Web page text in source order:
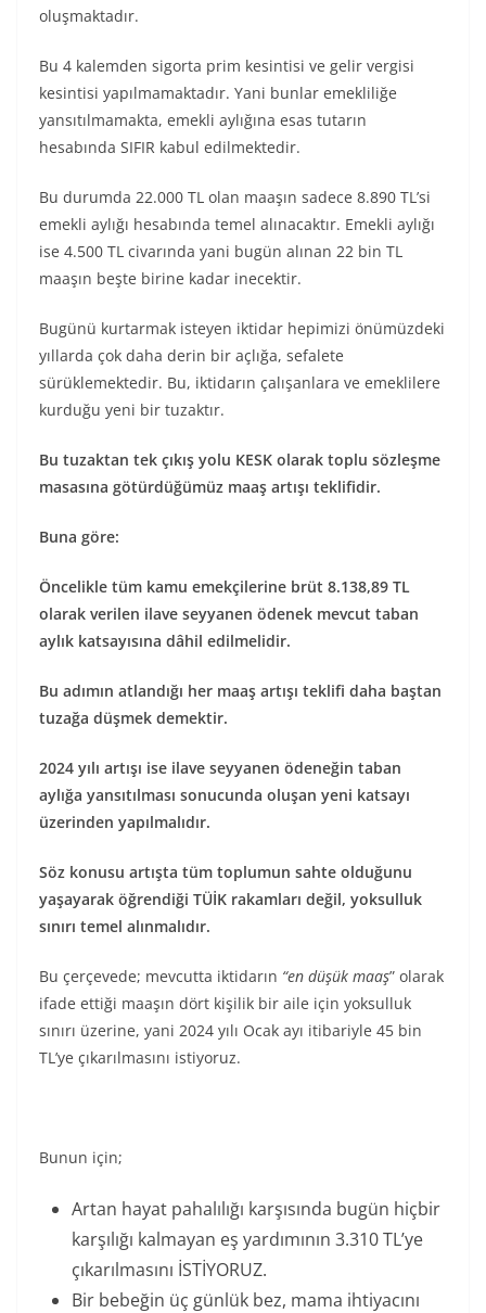
oluşmaktadır.
Bu 4 kalemden sigorta prim kesintisi ve gelir vergisi
kesintisi yapılmamaktadır. Yani bunlar emekliliğe
yansıtılmamakta, emekli aylığına esas tutarın
hesabında SIFIR kabul edilmektedir.
Bu durumda 22.000 TL olan maaşın sadece 8.890 TL’si
emekli aylığı hesabında temel alınacaktır. Emekli aylığı
ise 4.500 TL civarında yani bugün alınan 22 bin TL
maaşın beşte birine kadar inecektir.
Bugünü kurtarmak isteyen iktidar hepimizi önümüzdeki
yıllarda çok daha derin bir açlığa, sefalete
sürüklemektedir. Bu, iktidarın çalışanlara ve emeklilere
kurduğu yeni bir tuzaktır.
Bu tuzaktan tek çıkış yolu KESK olarak toplu sözleşme
masasına götürdüğümüz maaş artışı teklifidir.
Buna göre:
Öncelikle tüm kamu emekçilerine brüt 8.138,89 TL
olarak verilen ilave seyyanen ödenek mevcut taban
aylık katsayısına dâhil edilmelidir.
Bu adımın atlandığı her maaş artışı teklifi daha baştan
tuzağa düşmek demektir.
2024 yılı artışı ise ilave seyyanen ödeneğin taban
aylığa yansıtılması sonucunda oluşan yeni katsayı
üzerinden yapılmalıdır.
Söz konusu artışta tüm toplumun sahte olduğunu
yaşayarak öğrendiği TÜİK rakamları değil, yoksulluk
sınırı temel alınmalıdır.
Bu çerçevede; mevcutta iktidarın “en düşük maaş” olarak
ifade ettiği maaşın dört kişilik bir aile için yoksulluk
sınırı üzerine, yani 2024 yılı Ocak ayı itibariyle 45 bin
TL’ye çıkarılmasını istiyoruz.
Bunun için;
Artan hayat pahalılığı karşısında bugün hiçbir
karşılığı kalmayan eş yardımının 3.310 TL’ye
çıkarılmasını İSTİYORUZ.
Bir bebeğin üç günlük bez, mama ihtiyacını